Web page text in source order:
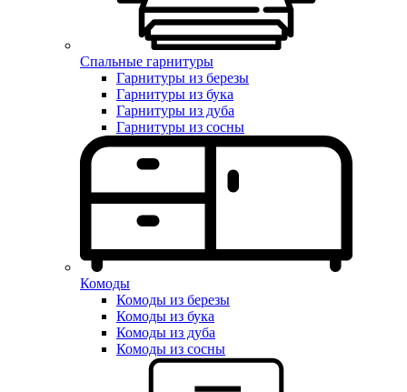
Спальные гарнитуры
Гарнитуры из березы
Гарнитуры из бука
Гарнитуры из дуба
Гарнитуры из сосны
Комоды
Комоды из березы
Комоды из бука
Комоды из дуба
Комоды из сосны